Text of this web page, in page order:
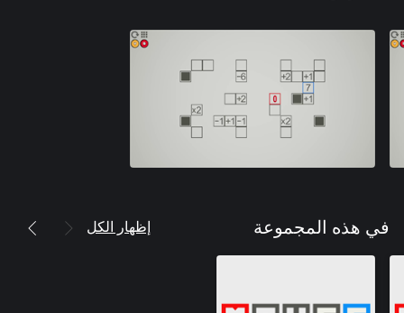
في هذه المجموعة إظهار الكل